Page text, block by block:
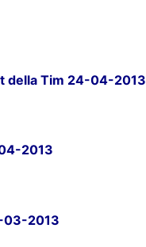
della Tim 24-04-2013
2013
03-2013